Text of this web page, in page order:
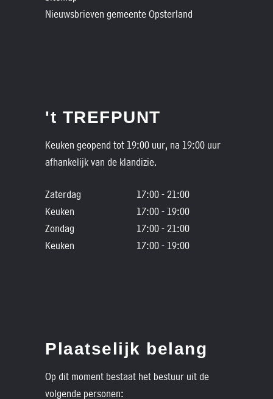
Nieuwsbrieven gemeente Opsterland
't TREFPUNT
Keuken geopend tot 19:00 uur, na 19:00 uur
afhankelijk van de klandizie.
Zaterdag
17:00 - 21:00
Keuken
17:00 - 19:00
Zondag
17:00 - 21:00
Keuken
17:00 - 19:00
Plaatselijk belang
Op dit moment bestaat het bestuur uit de
volgende personen: